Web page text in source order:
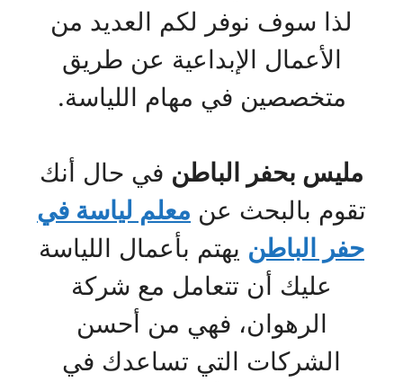
لذا سوف نوفر لكم العديد من
الأعمال الإبداعية عن طريق
متخصصين في مهام اللياسة.
مليس بحفر الباطن في حال أنك
تقوم بالبحث عن معلم لياسة في
حفر الباطن يهتم بأعمال اللياسة
عليك أن تتعامل مع شركة
الرهوان، فهي من أحسن
الشركات التي تساعدك في